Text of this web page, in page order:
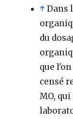
↑Dans
du
que
censé
MO,